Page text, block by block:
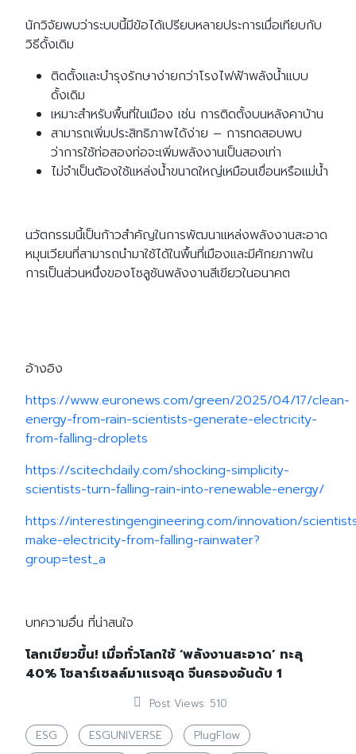
นักวิจัยพบว่าระบบนี้มีข้อได้เปรียบหลายประการเมื่อเทียบกับ
วิธีดั้งเดิม
ติดตั้งและบำรุงรักษาง่ายกว่าโรงไฟฟ้าพลังน้ำแบบ
ดั้งเดิม
เหมาะสำหรับพื้นที่ในเมือง เช่น การติดตั้งบนหลังคาบ้าน
สามารถเพิ่มประสิทธิภาพได้ง่าย – การทดสอบพบ
ว่าการใช้ท่อสองท่อจะเพิ่มพลังงานเป็นสองเท่า
ไม่จำเป็นต้องใช้แหล่งน้ำขนาดใหญ่เหมือนเขื่อนหรือแม่น้ำ
นวัตกรรมนี้เป็นก้าวสำคัญในการพัฒนาแหล่งพลังงานสะอาด
หมุนเวียนที่สามารถนำมาใช้ได้ในพื้นที่เมืองและมีศักยภาพใน
การเป็นส่วนหนึ่งของโซลูชันพลังงานสีเขียวในอนาคต
อ้างอิง
https://www.euronews.com/green/2025/04/17/clean-
energy-from-rain-scientists-generate-electricity-
from-falling-droplets
https://scitechdaily.com/shocking-simplicity-
scientists-turn-falling-rain-into-renewable-energy/
https://interestingengineering.com/innovation/
make-electricity-from-falling-rainwater?
group=test_a
บทความอื่น ที่น่าสนใจ
โลกเขียวขึ้น! เมื่อทั่วโลกใช้ ‘พลังงานสะอาด’ ทะลุ
40% โซลาร์เซลล์มาแรงสุด จีนครองอันดับ 1
Post Views: 510
ESG ESGUNIVERSE PlugFlow